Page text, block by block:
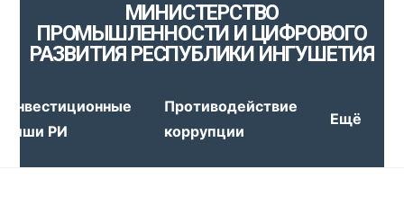
МИНИСТЕРСТВО
ПРОМЫШЛЕННОСТИ И ЦИФРОВОГО
РАЗВИТИЯ РЕСПУБЛИКИ ИНГУШЕТИЯ
Инвестиционные
ниши РИ
Противодействие
коррупции
Ещё